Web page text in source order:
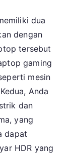
dua
dengan
tersebut
gaming
mesin
Anda
dan
yang
dapat
HDR yang